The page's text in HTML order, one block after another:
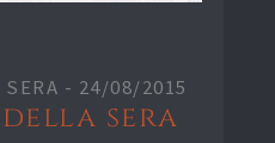
SERA - 24/08/2015
sera